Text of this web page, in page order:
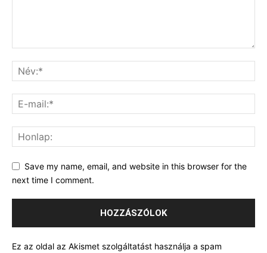
Save my name, email, and website in this browser for the
next time I comment.
Ez az oldal az Akismet szolgáltatást használja a spam